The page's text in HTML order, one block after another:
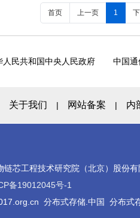
首页 上一页 1
人民共和国中央人民政府 中国通
关于我们 | 网站备案 | 内
芯工程技术研究院（北京）股份有
备19012045号-1
分布式存储.中国 分布式